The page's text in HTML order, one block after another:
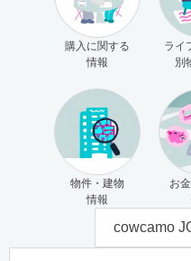
購入に関する
情報
ライ
別
物件・建物
情報
お
cowcamo